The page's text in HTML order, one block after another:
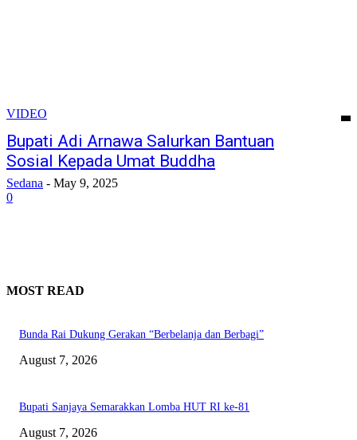
VIDEO
Bupati Adi Arnawa Salurkan Bantuan
Sosial Kepada Umat Buddha
Sedana - May 9, 2025
0
MOST READ
Bunda Rai Dukung Gerakan “Berbelanja dan Berbagi”
August 7, 2026
Bupati Sanjaya Semarakkan Lomba HUT RI ke-81
August 7, 2026